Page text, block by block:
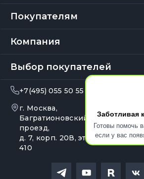
Заботливая
Готовы помочь
если у вас
Покупателям
Компания
Выбор покупателей
+7(495) 055 50 55
г. Москва,
Багратионовский
проезд,
д. 7, корп. 20В, эт. 4, оф.
410